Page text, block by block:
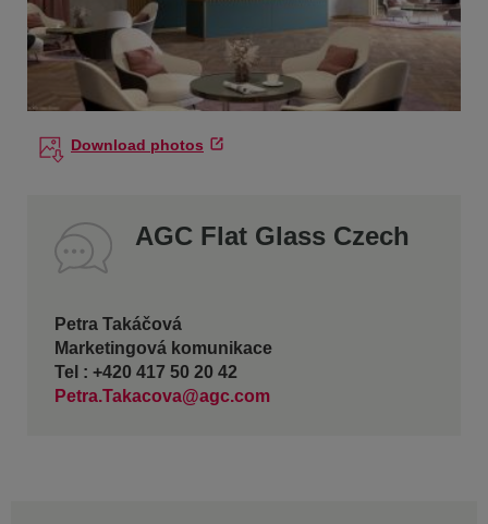
Download photos
AGC Flat Glass Czech
Petra Takáčová
Marketingová komunikace
Tel : +420 417 50 20 42
Petra.Takacova@agc.com